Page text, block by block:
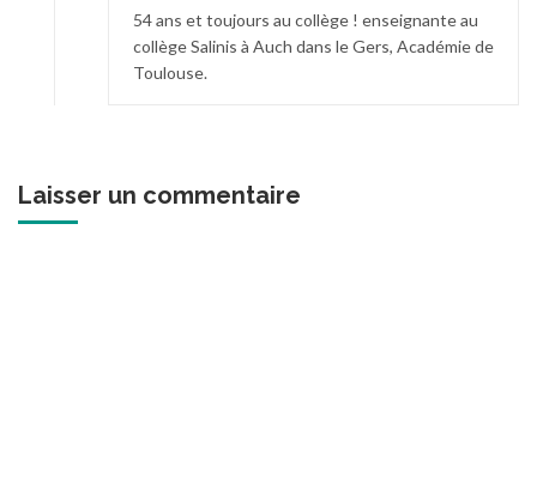
54 ans et toujours au collège ! enseignante au
collège Salinis à Auch dans le Gers, Académie de
Toulouse.
Laisser un commentaire